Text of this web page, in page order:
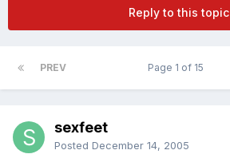
Reply to this topic
PREV Page 1 of 15
sexfeet
Posted December 14, 2005